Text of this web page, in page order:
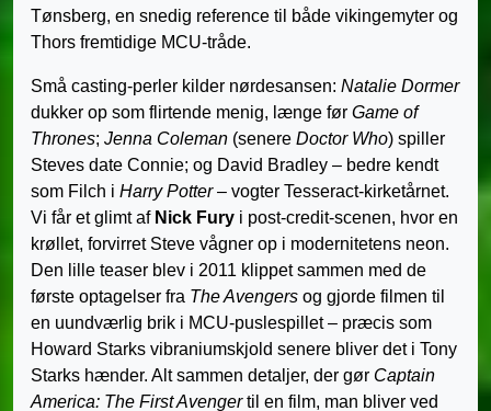
Tønsberg, en snedig reference til både vikingemyter og
Thors fremtidige MCU-tråde.
Små casting-perler kilder nørdesansen: Natalie Dormer
dukker op som flirtende menig, længe før Game of
Thrones; Jenna Coleman (senere Doctor Who) spiller
Steves date Connie; og David Bradley – bedre kendt
som Filch i Harry Potter– vogter Tesseract-kirketårnet.
Vi får et glimt af Nick Fury i post-credit-scenen, hvor en
krøllet, forvirret Steve vågner op i modernitetens neon.
Den lille teaser blev i 2011 klippet sammen med de
første optagelser fra The Avengers og gjorde filmen til
en uundværlig brik i MCU-puslespillet – præcis som
Howard Starks vibraniumskjold senere bliver det i Tony
Starks hænder. Alt sammen detaljer, der gør Captain
America: The First Avengertil en film, man bliver ved